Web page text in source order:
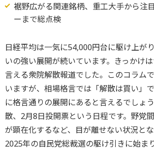
裾野広がる関連銘柄、重工大手から注
ーまで総点検
日経平均は一気に54,000円台に駆け上が
いの強い展開が続いています。きっかけ
言える衆院解散報道でした。このコラム
いますが、相場格言では「解散は買い」
に格言通りの展開にあると言えるでしょ
散、2月8日投開票という日程です。野党
が顕在化するなど、目が離せない状況とな
2025年の自民党総裁選の駆け引きに始ま